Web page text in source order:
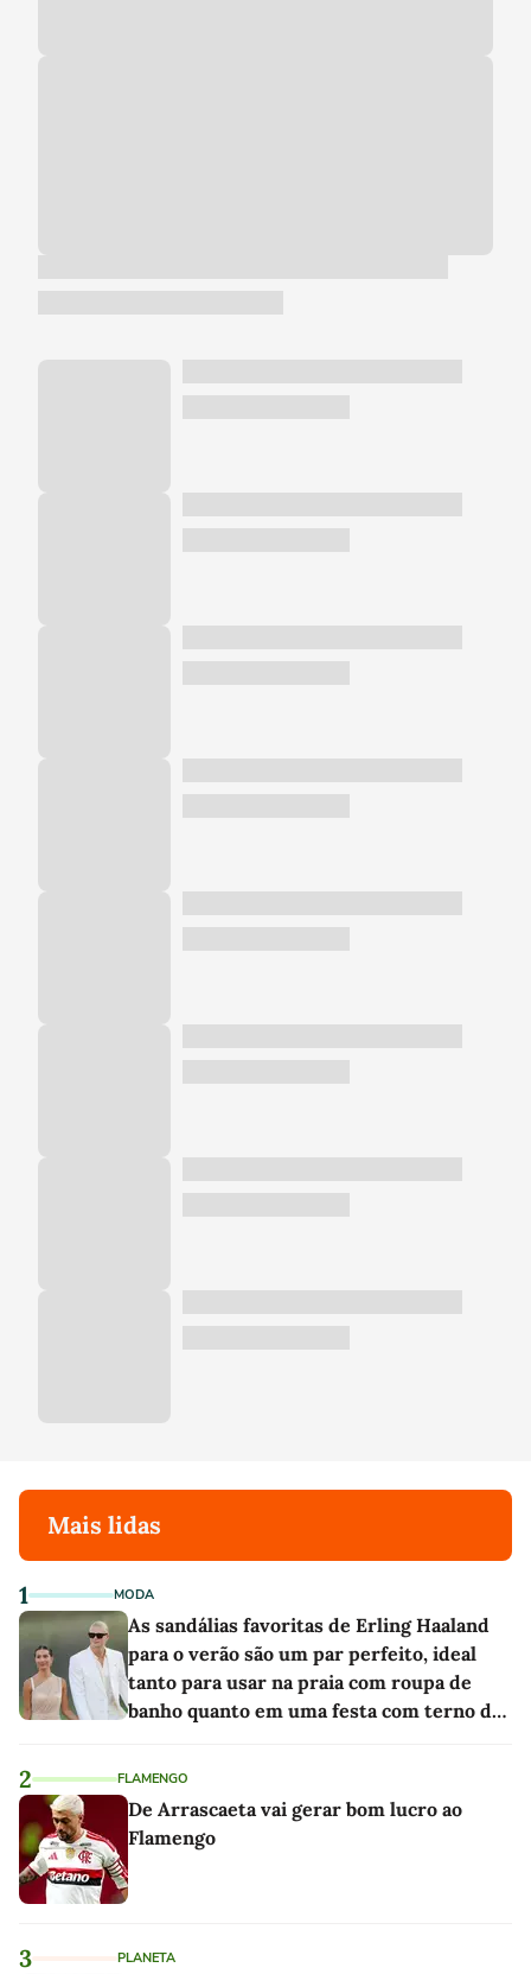
Mais lidas
1 MODA
As sandálias favoritas de Erling Haaland
para o verão são um par perfeito, ideal
tanto para usar na praia com roupa de
banho quanto em uma festa com terno de
2 FLAMENGO
De Arrascaeta vai gerar bom lucro ao
Flamengo
3 PLANETA